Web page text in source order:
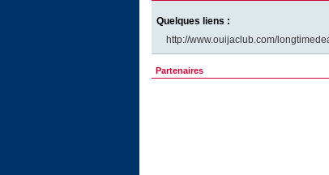
Quelques liens :
http://www.ouijaclub.com/
Partenaires